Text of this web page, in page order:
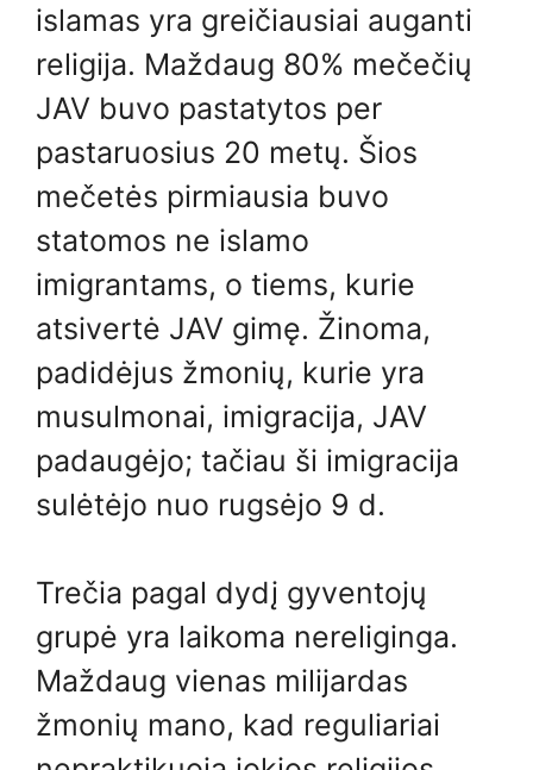
islamas yra greičiausiai auganti
religija. Maždaug 80% mečečių
JAV buvo pastatytos per
pastaruosius 20 metų. Šios
mečetės pirmiausia buvo
statomos ne islamo
imigrantams, o tiems, kurie
atsivertė JAV gimę. Žinoma,
padidėjus žmonių, kurie yra
musulmonai, imigracija, JAV
padaugėjo; tačiau ši imigracija
sulėtėjo nuo rugsėjo 9 d.
Trečia pagal dydį gyventojų
grupė yra laikoma nereliginga.
Maždaug vienas milijardas
žmonių mano, kad reguliariai